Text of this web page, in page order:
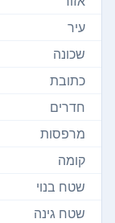
עיר
שכונה
כתובת
חדרים
מרפסות
קומה
שטח בנוי
שטח גינה